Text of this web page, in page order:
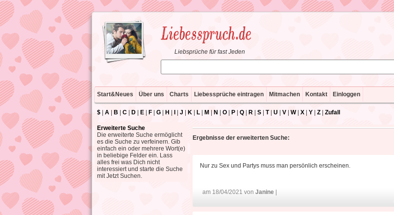
Liebsprüche für fast Jeden
Start&Neues Über uns Charts Liebessprüche eintragen Mitmachen Kontakt Einloggen
$ A B C D E F G H J K L M N O P Q R S T| U V W| X Y Z Zufall
Erweiterte Suche
Die erweiterte Suche ermöglicht
es die Suche zu verfeinern. Gib
einfach ein oder mehrere Wort(e)
in beliebige Felder ein. Lass
alles frei was Dich nicht
interessiert und starte die Suche
mit Jetzt Suchen.
Ergebnisse der erweiterten Suche:
Nur zu Sex und Partys muss man persönlich erscheinen.
am 18/04/2021 von Janine